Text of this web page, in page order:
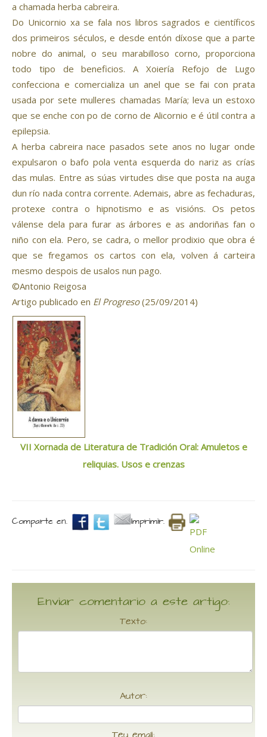
a chamada herba cabreira.
Do Unicornio xa se fala nos libros sagrados e científicos
dos primeiros séculos, e desde entón díxose que a parte
nobre do animal, o seu marabilloso corno, proporciona
todo tipo de beneficios. A Xoiería Refojo de Lugo
confecciona e comercializa un anel que se fai con prata
usada por sete mulleres chamadas María; leva un estoxo
que se enche con po de corno de Alicornio e é útil contra a
epilepsia.
A herba cabreira nace pasados sete anos no lugar onde
expulsaron o bafo pola venta esquerda do nariz as crías
das mulas. Entre as súas virtudes dise que posta na auga
dun río nada contra corrente. Ademais, abre as fechaduras,
protexe contra o hipnotismo e as visións. Os petos
válense dela para furar as árbores e as andoriñas fan o
niño con ela. Pero, se cadra, o mellor prodixio que obra é
que se fregamos os cartos con ela, volven á carteira
mesmo despois de usalos nun pago.
©Antonio Reigosa
Artigo publicado en El Progreso(25/09/2014)
VII Xornada de Literatura de Tradición Oral: Amuletos e
reliquias. Usos e crenzas
Comparte en. Imprimir.
Enviar comentario a este artigo:
Texto:
Autor: